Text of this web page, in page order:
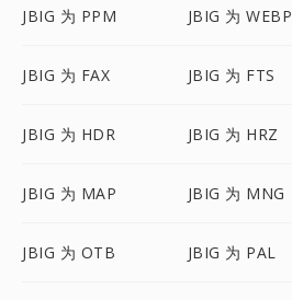
JBIG 为 PPM JBIG 为 WEBP
JBIG 为 FAX JBIG 为 FTS
JBIG 为 HDR JBIG 为 HRZ
JBIG 为 MAP JBIG 为 MNG
JBIG 为 OTB JBIG 为 PAL